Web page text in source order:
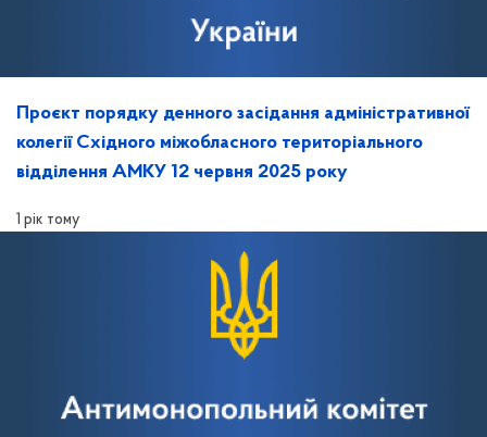
Проєкт порядку денного засідання адміністративної
колегії Східного міжобласного територіального
відділення АМКУ 12 червня 2025 року
1 рік тому